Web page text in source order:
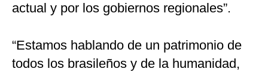
actual y por los gobiernos regionales”.
“Estamos hablando de un patrimonio de
todos los brasileños y de la humanidad,